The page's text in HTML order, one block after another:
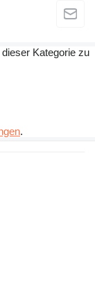
Kategorie zu
.